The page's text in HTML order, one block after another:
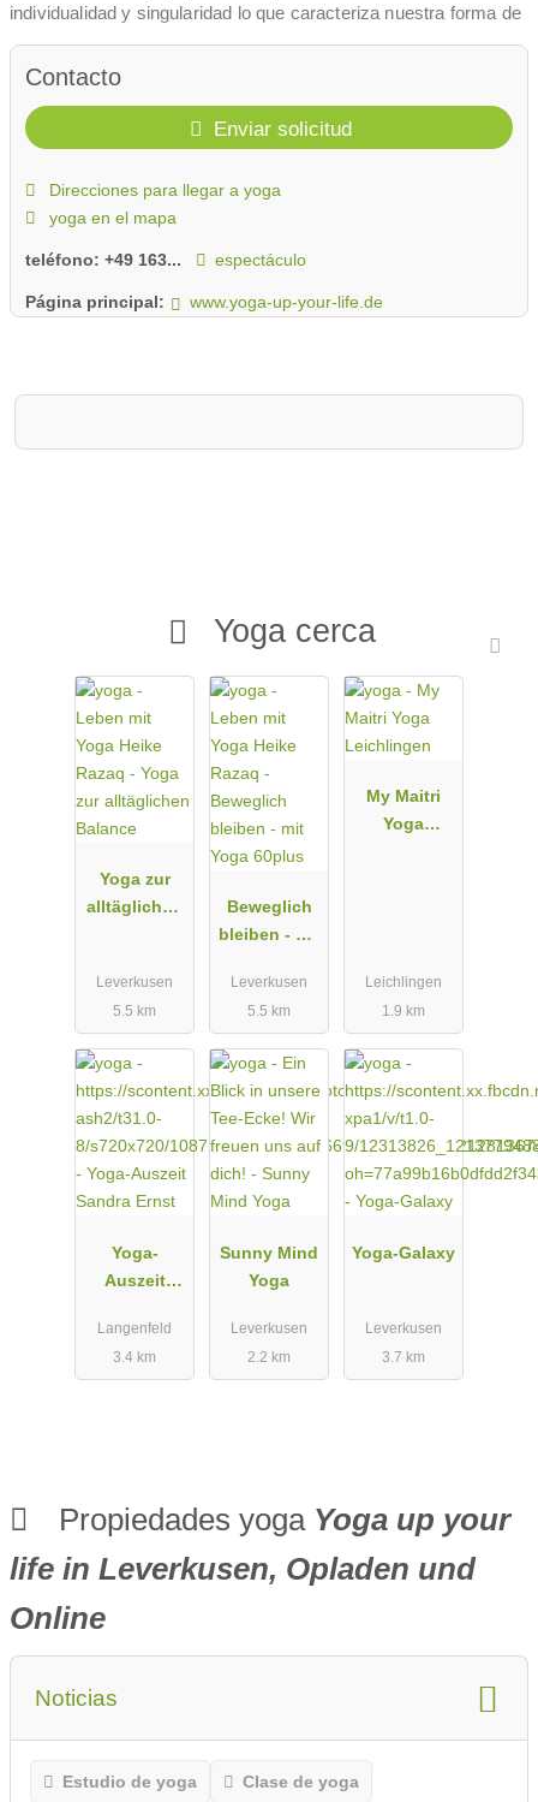
individualidad y singularidad lo que caracteriza nuestra forma de
¿Somos una buena opción para usted? - Descubrir.
Navega por nuestra web y, si estás interesado, conócenos
personalmente en una clase de yoga en Leverkusen - Opladen.
para usted online. ¿Tienes más preguntas o quieres concertar
una cita para tu clase de prueba gratuita? Esperamos su
Contacto
Enviar solicitud
Direcciones para llegar a yoga
yoga en el mapa
teléfono: +49 163... espectáculo
Página principal: www.yoga-up-your-life.de
Yoga cerca
Yoga zur
alltäglichen
Leverkusen
5.5 km
Beweglich
bleiben - mit
Leverkusen
5.5 km
My Maitri
Yoga
Leichlingen
1.9 km
Yoga-
Auszeit
Langenfeld
3.4 km
Sunny Mind
Yoga
Leverkusen
2.2 km
Yoga-Galaxy
Leverkusen
3.7 km
Propiedades yoga Yoga up your
life in Leverkusen, Opladen und
Online
Noticias
Estudio de yoga Clase de yoga